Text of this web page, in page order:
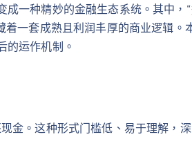
一种精妙的金融生态系统。其中，
一套成熟且利润丰厚的商业逻辑。
的运作机制。
金。这种形式门槛低、易于理解，